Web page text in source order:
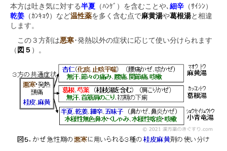
本方は吐き気に対する半夏 （ﾊﾝｹﾞ）を含むことや､ 細辛 （ｻｲｼﾝ）
乾姜 （ｶﾝｷｮｳ）など温性薬を多く含む点で麻黄湯や葛根湯と相違
します。
この３方剤は悪寒･発熱以外の症状に応じて使い分けられます
（ 図５ ）。